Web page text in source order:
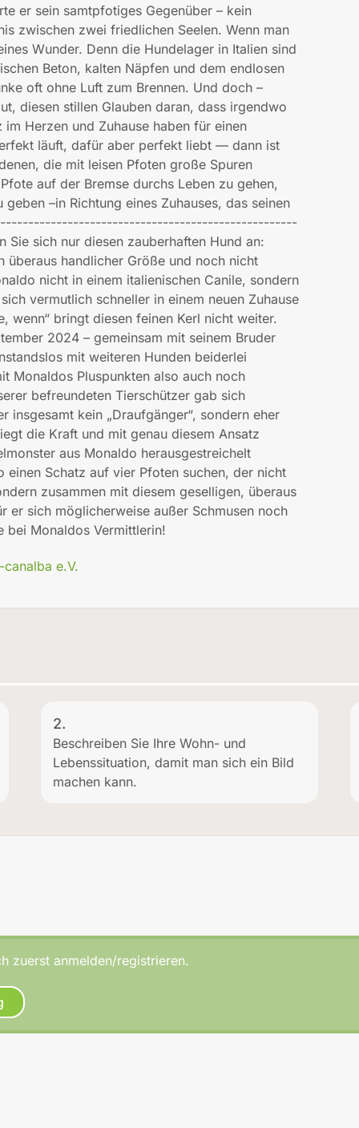
er sein samtpfotiges Gegenüber – kein
zwischen zwei friedlichen Seelen. Wenn man
Wunder. Denn die Hundelager in Italien sind
Beton, kalten Näpfen und dem endlosen
oft ohne Luft zum Brennen. Und doch –
diesen stillen Glauben daran, dass irgendwo
Herzen und Zuhause haben für einen
läuft, dafür aber perfekt liebt — dann ist
die mit leisen Pfoten große Spuren
auf der Bremse durchs Leben zu gehen,
–in Richtung eines Zuhauses, das seinen
sich nur diesen zauberhaften Hund an:
handlicher Größe und noch nicht
nicht in einem italienischen Canile, sondern
vermutlich schneller in einem neuen Zuhause
wenn“ bringt diesen feinen Kerl nicht weiter.
2024 – gemeinsam mit seinem Bruder
mit weiteren Hunden beiderlei
Monaldos Pluspunkten also auch noch
befreundeten Tierschützer gab sich
insgesamt kein „Draufgänger“, sondern eher
die Kraft und mit genau diesem Ansatz
aus Monaldo herausgestreichelt
einen Schatz auf vier Pfoten suchen, der nicht
zusammen mit diesem geselligen, überaus
sich möglicherweise außer Schmusen noch
bei Monaldos Vermittlerin!
e.V.
2.
Beschreiben Sie Ihre Wohn- und
Lebenssituation, damit man sich ein Bild
machen kann.
zuerst anmelden/registrieren.